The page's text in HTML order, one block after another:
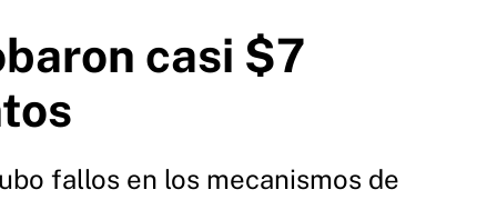
casi $7
fallos en los mecanismos de